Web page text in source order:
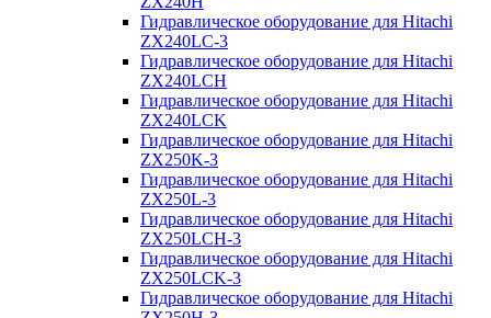
Гидравлическое оборудование для Hitachi
ZX240LC-3
Гидравлическое оборудование для Hitachi
ZX240LCH
Гидравлическое оборудование для Hitachi
ZX240LCK
Гидравлическое оборудование для Hitachi
ZX250K-3
Гидравлическое оборудование для Hitachi
ZX250L-3
Гидравлическое оборудование для Hitachi
ZX250LCH-3
Гидравлическое оборудование для Hitachi
ZX250LCK-3
Гидравлическое оборудование для Hitachi